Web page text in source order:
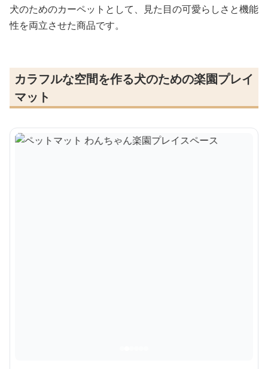
犬のためのカーペットとして、見た目の可愛らしさと機能
性を両立させた商品です。
カラフルな空間を作る犬のための楽園プレイ
マット